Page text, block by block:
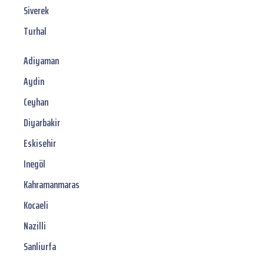
Siverek
Turhal
Adiyaman
Aydin
Ceyhan
Diyarbakir
Eskisehir
Inegöl
Kahramanmaras
Kocaeli
Nazilli
Sanliurfa